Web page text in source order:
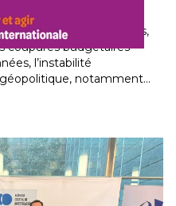
des difficultés profondes,
coupures budgétaires
l’instabilité
notamment…